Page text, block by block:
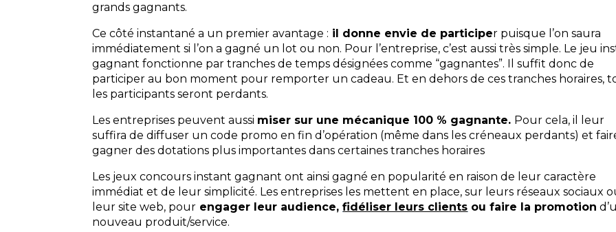
grands gagnants.
Ce côté instantané a un premier avantage : il donne envie de participer puisque l’on saura
immédiatement si l’on a gagné un lot ou non. Pour l’entreprise, c’est aussi très simple. Le jeu
gagnant fonctionne par tranches de temps désignées comme “gagnantes”. Il suffit donc de
participer au bon moment pour remporter un cadeau. Et en dehors de ces tranches horaires,
les participants seront perdants.
Les entreprises peuvent aussi miser sur une mécanique 100 % gagnante. Pour cela, il leur
suffira de diffuser un code promo en fin d’opération (même dans les créneaux perdants) et
gagner des dotations plus importantes dans certaines tranches horaires
Les jeux concours instant gagnant ont ainsi gagné en popularité en raison de leur caractère
immédiat et de leur simplicité. Les entreprises les mettent en place, sur leurs réseaux sociaux
leur site web, pour engager leur audience,fidéliser leurs clients ou faire la promotion
nouveau produit/service.